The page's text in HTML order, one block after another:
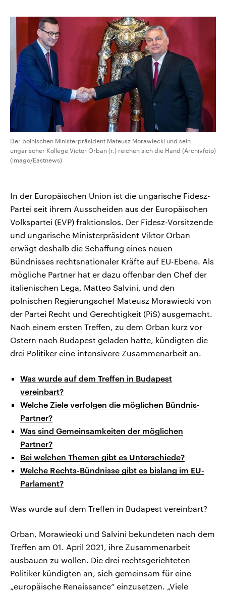
Der polnischen Ministerpräsident Mateusz Morawiecki und sein
ungarischer Kollege Victor Orban (r.) reichen sich die Hand (Archivfoto)
(imago/Eastnews)
In der Europäischen Union ist die ungarische Fidesz-
Partei seit ihrem Ausscheiden aus der Europäischen
Volkspartei (EVP) fraktionslos. Der Fidesz-Vorsitzende
und ungarische Ministerpräsident Viktor Orban
erwägt deshalb die Schaffung eines neuen
Bündnisses rechtsnationaler Kräfte auf EU-Ebene. Als
mögliche Partner hat er dazu offenbar den Chef der
italienischen Lega, Matteo Salvini, und den
polnischen Regierungschef Mateusz Morawiecki von
der Partei Recht und Gerechtigkeit (PiS) ausgemacht.
Nach einem ersten Treffen, zu dem Orban kurz vor
Ostern nach Budapest geladen hatte, kündigten die
drei Politiker eine intensivere Zusammenarbeit an.
Was wurde auf dem Treffen in Budapest
vereinbart?
Welche Ziele verfolgen die möglichen Bündnis-
Partner?
Was sind Gemeinsamkeiten der möglichen
Partner?
Bei welchen Themen gibt es Unterschiede?
Welche Rechts-Bündnisse gibt es bislang im EU-
Parlament?
Was wurde auf dem Treffen in Budapest vereinbart?
Orban, Morawiecki und Salvini bekundeten nach dem
Treffen am 01. April 2021, ihre Zusammenarbeit
ausbauen zu wollen. Die drei rechtsgerichteten
Politiker kündigten an, sich gemeinsam für eine
„europäische Renaissance“ einzusetzen. „Viele